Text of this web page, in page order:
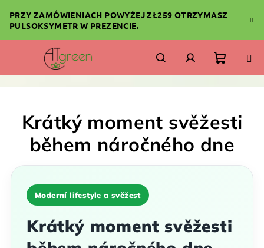
treści
PRZY ZAMÓWIENIACH POWYŻEJ ZŁ259 OTRZYMASZ
PULSOKSYMETR W PREZENCIE.
SzukajZalogujKoszyk
Krátký moment svěžesti
během náročného dne
Moderní lifestyle a svěžest
Krátký moment svěžesti